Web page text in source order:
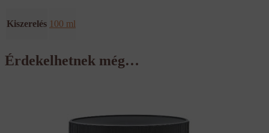
Kiszerelés 100 ml
Érdekelhetnek még…